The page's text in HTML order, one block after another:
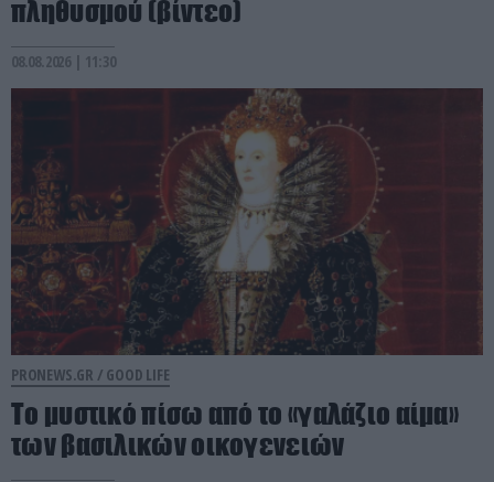
πληθυσμού (βίντεο)
08.08.2026 | 11:30
PRONEWS.GR / GOOD LIFE
Το μυστικό πίσω από το «γαλάζιο αίμα»
των βασιλικών οικογενειών